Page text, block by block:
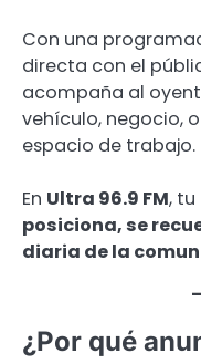
Con una
directa con el
acompaña al
vehículo, negocio,
espacio de trabajo.
En Ultra 96.9 FM,
posiciona, se
diaria de la
¿Por qué